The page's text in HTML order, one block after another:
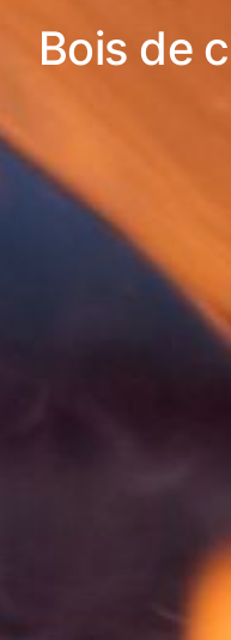
Bois de